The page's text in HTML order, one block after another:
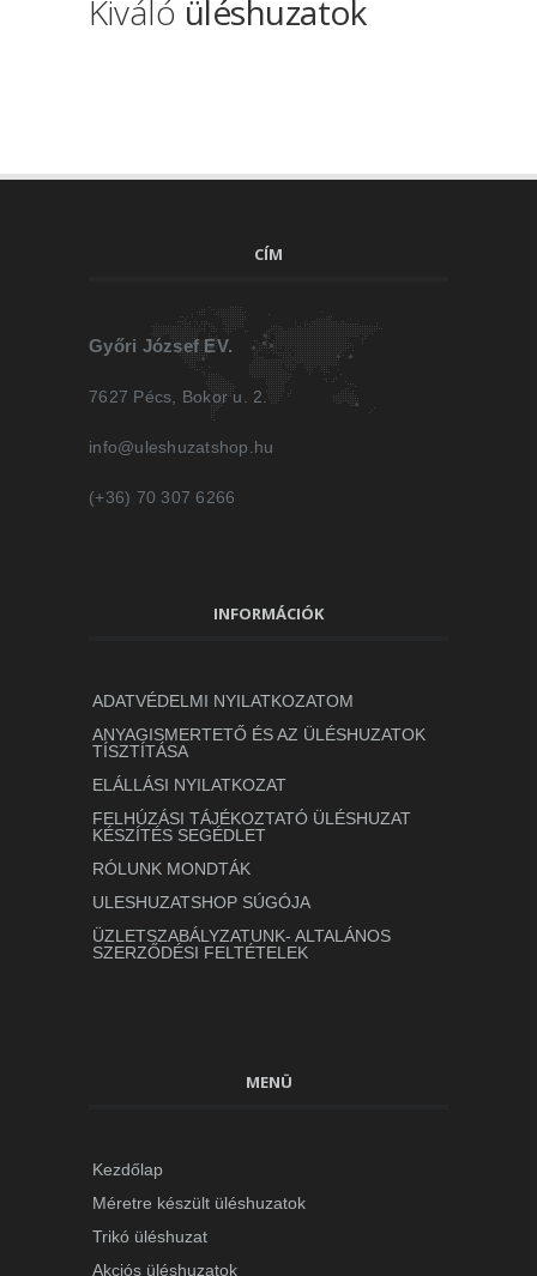
Kiváló üléshuzatok
CÍM
Győri József EV.
7627 Pécs, Bokor u. 2.
info@uleshuzatshop.hu
(+36) 70 307 6266
INFORMÁCIÓK
ADATVÉDELMI NYILATKOZATOM
ANYAGISMERTETŐ ÉS AZ ÜLÉSHUZATOK
TÍSZTÍTÁSA
ELÁLLÁSI NYILATKOZAT
FELHÚZÁSI TÁJÉKOZTATÓ ÜLÉSHUZAT
KÉSZÍTÉS SEGÉDLET
RÓLUNK MONDTÁK
ULESHUZATSHOP SÚGÓJA
ÜZLETSZABÁLYZATUNK- ALTALÁNOS
SZERZŐDÉSI FELTÉTELEK
MENÜ
Kezdőlap
Méretre készült üléshuzatok
Trikó üléshuzat
Akciós üléshuzatok